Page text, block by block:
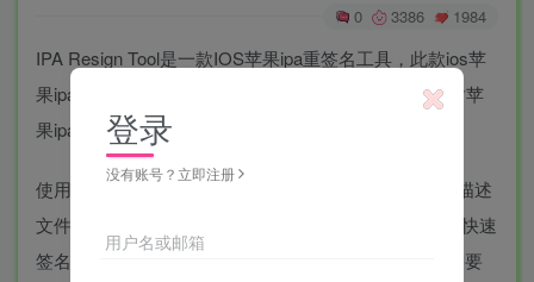
0 3386 1984
IPA Resign Tool是一款IOS苹果ipa重签名工具，此款ios苹
果ipa重签名工具支持在windows系统和Macos系统下对苹
果ipa文件签名，完全免费，
使用苹果签名工具时需要用到p12证书文件和provision描述
文件，可以使用ios企业证书、个人证书对IPA文件进行快速
签名，本站提供的是这款软件的绿色便携版本，欢迎需要
登录
没有账号？立即注册
用户名或邮箱